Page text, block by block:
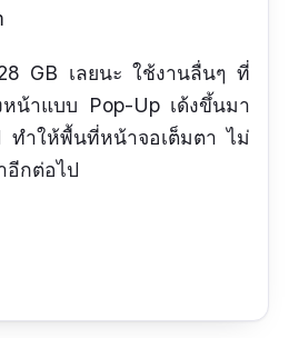
GB เลยนะ ใช้งานลื่นๆ ที่
น้าแบบ Pop-Up เด้งขึ้นมา
ทำให้พื้นที่หน้าจอเต็มตา ไม่
อีกต่อไป
ถ่ายจากคนไม่สวยเป็นสวย